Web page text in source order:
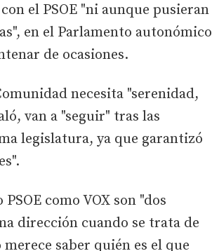
el PSOE "ni aunque pusieran
en el Parlamento autonómico
de ocasiones.
necesita "serenidad,
van a "seguir" tras las
legislatura, ya que garantizó
como VOX son "dos
dirección cuando se trata de
saber quién es el que